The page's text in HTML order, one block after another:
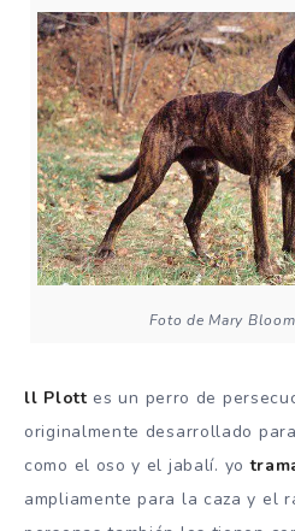
Foto de Mary
ll Plott es un perro de
originalmente desarrollado
como el oso y el jabalí. yo
ampliamente para la caza y el